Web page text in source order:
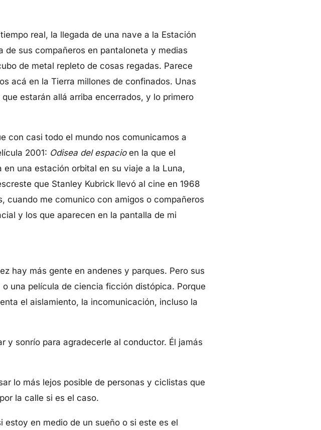
real, la llegada de una nave a la Estación
de sus compañeros en pantaloneta y medias
de metal repleto de cosas regadas. Parece
acá en la Tierra millones de confinados. Unas
estarán allá arriba encerrados, y lo primero
con casi todo el mundo nos comunicamos a
2001: Odisea del espacio en la que el
una estación orbital en su viaje a la Luna,
que Stanley Kubrick llevó al cine en 1968
cuando me comunico con amigos o compañeros
y los que aparecen en la pantalla de mi
hay más gente en andenes y parques. Pero sus
una película de ciencia ficción distópica. Porque
el aislamiento, la incomunicación, incluso la
y sonrío para agradecerle al conductor. Él jamás
lo más lejos posible de personas y ciclistas que
la calle si es el caso.
en medio de un sueño o si este es el